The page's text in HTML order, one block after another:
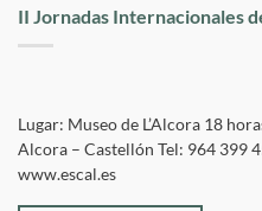
II Jornadas Internacionales
Lugar: Museo de L’Alcora 18
Alcora – Castellón Tel: 964 399
www.escal.es